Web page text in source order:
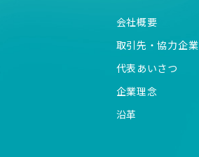
会社概要
取引先・協力企業
代表あいさつ
企業理念
沿革